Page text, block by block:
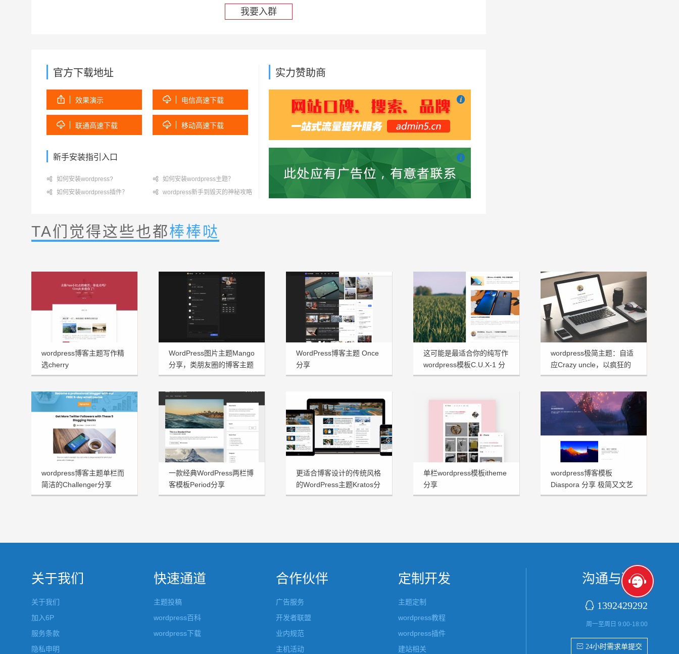
我要入群
官方下载地址
 效果演示  电信高速下载
 联通高速下载  移动高速下载
新手安装指引入口
 如何安装wordpress?  如何安装wordpress主题？
 如何安装wordpress插件？  wordpress新手到毁灭的神秘攻略
实力赞助商


TA们觉得这些也都棒棒哒
wordpress博客主题写作精
选cherry
WordPress图片主题Mango
分享，类朋友圈的博客主题
WordPress博客主题 Once
分享
这可能是最适合你的纯写作
wordpress模板C.U.X-1 分
享
wordpress极简主题：自适
应Crazy uncle，以疯狂的
大叔命名！
wordpress博客主题单栏而
简洁的Challenger分享
一款经典WordPress两栏博
客模板Period分享
更适合博客设计的传统风格
的WordPress主题Kratos分
享
单栏wordpress模板itheme
分享
wordpress博客模板
Diaspora 分享 极简又文艺
十足
关于我们
关于我们
加入6P
服务条款
隐私申明
快速通道
主题投稿
wordpress百科
wordpress下载
合作伙伴
广告服务
开发者联盟
业内规范
主机活动
定制开发
主题定制
wordpress教程
wordpress插件
建站相关
沟通与联系
 1392429292
周一至周日 9:00-18:00
 24小时需求单提交